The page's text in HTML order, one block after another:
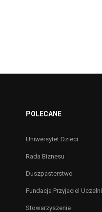
POLECANE
Uniwersytet Dzieci
Rada Biznesu
Duszpasterstwo
Fundacja Przyjaciel Uczelni
Stowarzyszenie